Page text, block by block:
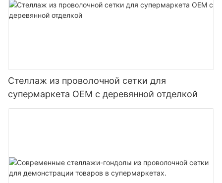
Стеллаж из проволочной сетки для
супермаркета OEM с деревянной отделкой